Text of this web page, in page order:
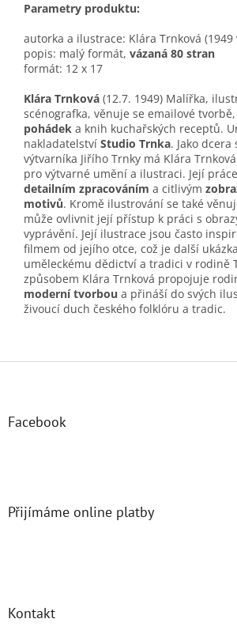
Parametry produktu:
autorka a ilustrace: Klára Trnková (1949
popis: malý formát, vázaná 80 stran
formát: 12 x 17
Klára Trnková (12.7. 1949) Malířka,
scénografka, věnuje se emailové
pohádek a knih kuchařských receptů.
nakladatelství Studio Trnka. Jako dcera
výtvarníka Jiřího Trnky má Klára
pro výtvarné umění a ilustraci. Její
detailním zpracováním a citlivým
motivů. Kromě ilustrování se také
může ovlivnit její přístup k práci s
vyprávění. Její ilustrace jsou často
filmem od jejího otce, což je další
uměleckému dědictví a tradici v rodině
způsobem Klára Trnková propojuje
moderní tvorbou a přináší do svých
živoucí duch českého folklóru a tradic.
Facebook
Přijímáme online platby
Kontakt